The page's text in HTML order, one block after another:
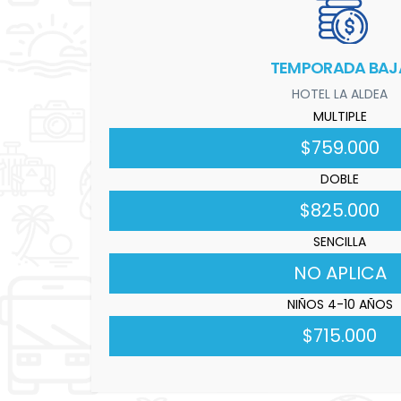
TEMPORADA
HOTEL LA ALDEA
MULTIPLE
$759.000
DOBLE
$825.000
SENCILLA
NO APLICA
NIÑOS 4-10 AÑOS
$715.000